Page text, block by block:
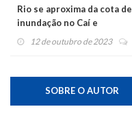
Rio se aproxima da cota de
inundação no Caí e
Montenegro
12 de outubro de 2023
SOBRE O AUTOR